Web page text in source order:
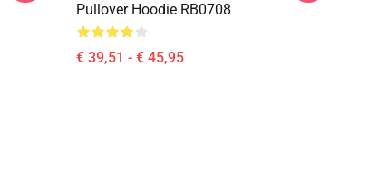
Pullover Hoodie RB0708
€ 39,51 - € 45,95